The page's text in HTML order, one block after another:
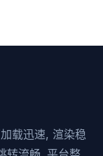
载迅速, 渲染稳